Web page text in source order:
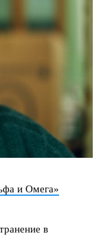
и Омега»
в